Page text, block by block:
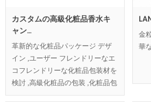
カスタムの高級化粧品香水キ
ャン…
革新的な化粧品パッケージ デザ
イン ,ユーザー フレンドリーなエ
コフレンドリーな化粧品包装材を
検討 ,高級化粧品の包装 ,化粧品包
装箱にデザイン コンセプト ,ピラ
金
華